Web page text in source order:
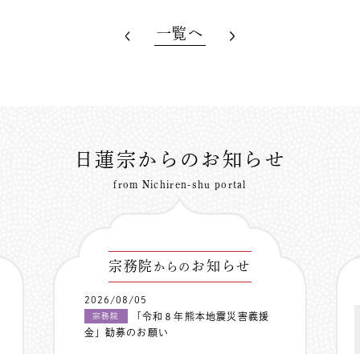
一覧へ
日蓮宗からのお知らせ
from Nichiren-shu portal
宗務院 からの お知らせ
2026/08/05
宗務院
「令和８年熊本地震災害義援
金」勧募のお願い